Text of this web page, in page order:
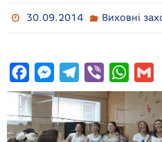
30.09.2014 Виховні
a
c
e
M
e
s
s
e
e
i
e
W
h
a
a
i